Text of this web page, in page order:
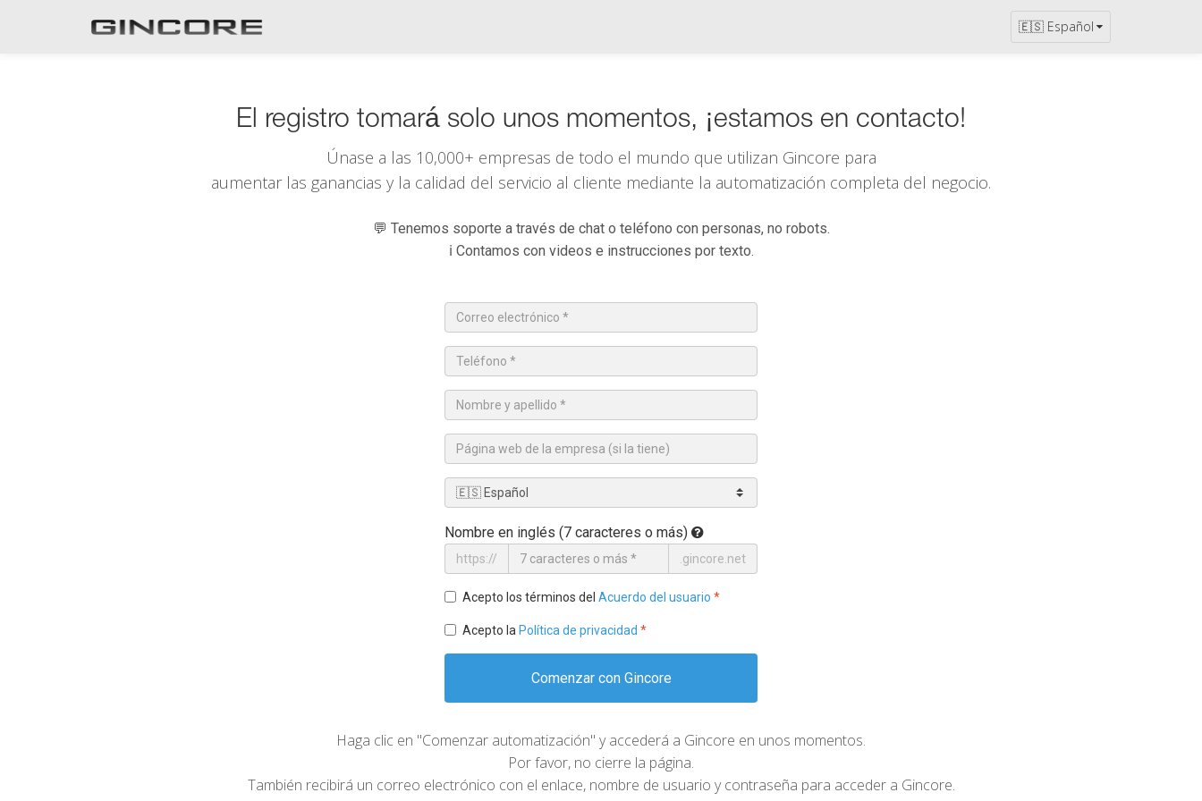
🇪🇸 Español
El registro tomará solo unos momentos, ¡estamos en contacto!
Únase a las 10,000+ empresas de todo el mundo que utilizan Gincore para
aumentar las ganancias y la calidad del servicio al cliente mediante la automatización completa del negocio.
💬 Tenemos soporte a través de chat o teléfono con personas, no robots.
ℹ️ Contamos con videos e instrucciones por texto.
Nombre en inglés (7 caracteres o más)
https:// .gincore.net
Acepto los términos del Acuerdo del usuario *
Acepto la Política de privacidad *
Comenzar con Gincore
Haga clic en "Comenzar automatización" y accederá a Gincore en unos momentos.
Por favor, no cierre la página.
También recibirá un correo electrónico con el enlace, nombre de usuario y contraseña para acceder a Gincore.